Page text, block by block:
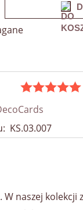
KS.03.007
naszej kolekcji